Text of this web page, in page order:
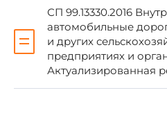
Государственного
строительства от 30
СП 99.13330.2016
автомобильные
и других
предприятиях и
Актуализированная